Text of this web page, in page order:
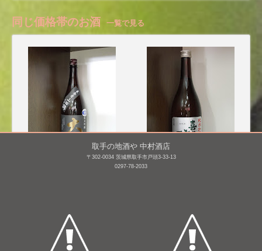
同じ価格帯のお酒 一覧で見る
喜久醉 純米吟醸
取手の地酒や 中村酒店
〒302-0034 茨城県取手市戸頭3-33-13
0297-78-2033